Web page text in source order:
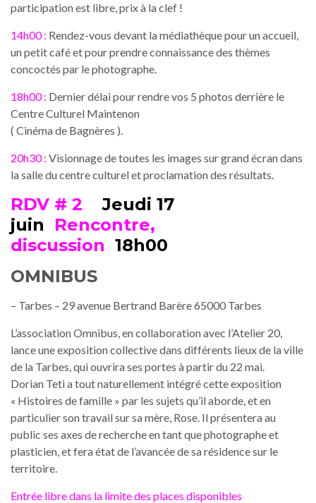
participation est libre, prix à la clef !
14h00 : Rendez-vous devant la médiathèque pour un accueil,
un petit café et pour prendre connaissance des thèmes
concoctés par le photographe.
18h00 : Dernier délai pour rendre vos 5 photos derrière le
Centre Culturel Maintenon
( Cinéma de Bagnères ).
20h30 : Visionnage de toutes les images sur grand écran dans
la salle du centre culturel et proclamation des résultats.
RDV # 2Jeudi 17
juin Rencontre,
discussion 18h00
OMNIBUS
– Tarbes – 29 avenue Bertrand Barère 65000 Tarbes
L’association Omnibus, en collaboration avec l’Atelier 20,
lance une exposition collective dans différents lieux de la ville
de la Tarbes, qui ouvrira ses portes à partir du 22 mai.
Dorian Teti a tout naturellement intégré cette exposition
« Histoires de famille » par les sujets qu’il aborde, et en
particulier son travail sur sa mère, Rose. Il présentera au
public ses axes de recherche en tant que photographe et
plasticien, et fera état de l’avancée de sa résidence sur le
territoire.
Entrée libre dans la limite des places disponibles